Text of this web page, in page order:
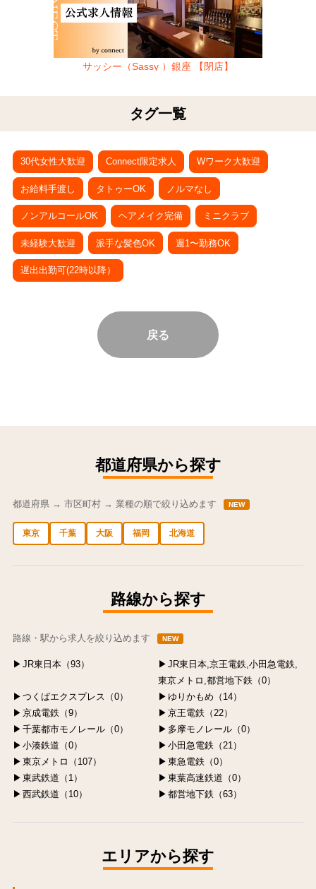
サッシー（Sassy ）銀座 【閉店】
タグ一覧
30代女性大歓迎 Connect限定求人 Wワーク大歓迎
お給料手渡し タトゥーOK ノルマなし
ノンアルコールOK ヘアメイク完備 ミニクラブ
未経験大歓迎 派手な髪色OK 週1〜勤務OK
遅出出勤可(22時以降）
戻る
都道府県から探す
都道府県 → 市区町村 → 業種の順で絞り込めます NEW
東京 千葉 大阪 福岡 北海道
路線から探す
路線・駅から求人を絞り込めます NEW
JR東日本（93）
JR東日本,京王電鉄,小田急電鉄,
東京メトロ,都営地下鉄（0）
つくばエクスプレス（0）
ゆりかもめ（14）
京成電鉄（9）
京王電鉄（22）
千葉都市モノレール（0）
多摩モノレール（0）
小湊鉄道（0）
小田急電鉄（21）
東京メトロ（107）
東急電鉄（0）
東武鉄道（1）
東葉高速鉄道（0）
西武鉄道（10）
都営地下鉄（63）
エリアから探す